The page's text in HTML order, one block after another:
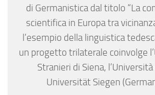
di Germanistica dal titolo “La
scientifica in Europa tra
l’esempio della linguistica
un progetto trilaterale coinvolge
Stranieri di Siena, l’Università
Universität Siegen